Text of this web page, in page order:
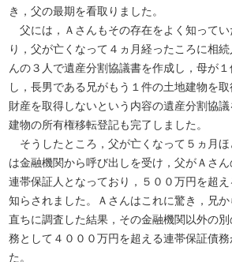
き，父の最期を看取りました。
父には，Ａさんもその存在をよく知ってい
り，父が亡くなって４ヵ月経ったころに相
んの３人で遺産分割協議書を作成し，母が
し，長男である兄がもう１件の土地建物を
財産を取得しないという内容の遺産分割協
建物の所有権移転登記も完了しました。
そうしたところ，父が亡くなって５ヵ月ほ
は金融機関から呼び出しを受け，父がＡさ
連帯保証人となっており，５００万円を超
知らされました。Ａさんはこれに驚き，兄
直ちに調査した結果，その金融機関以外の
務として４０００万円を超える連帯保証債
た。